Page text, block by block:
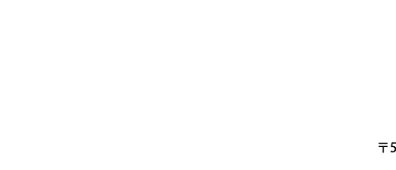
〒